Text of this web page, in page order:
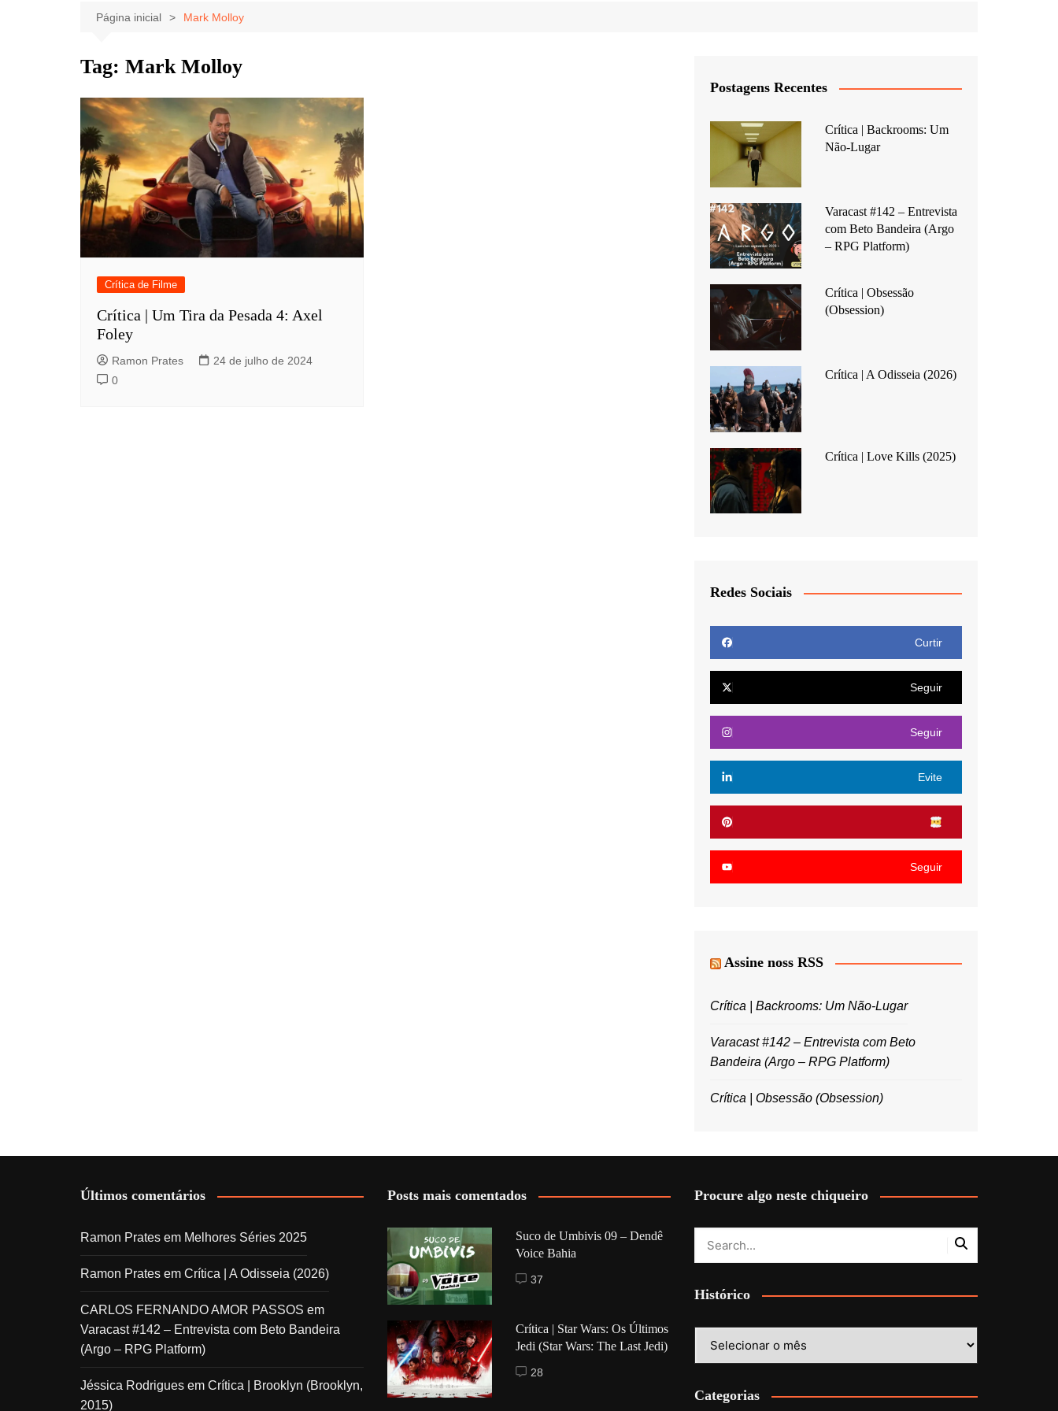
Celebridades
Música
Notícias
Clássicos
Página inicial Mark Molloy
Tag: Mark Molloy
Crítica de Filme
Crítica | Um Tira da Pesada 4: Axel
Foley
Ramon Prates
24 de julho de 2024
0
Postagens Recentes
Crítica | Backrooms: Um
Não-Lugar
Varacast #142 – Entrevista
com Beto Bandeira (Argo
– RPG Platform)
Crítica | Obsessão
(Obsession)
Crítica | A Odisseia (2026)
Crítica | Love Kills (2025)
Redes Sociais
Curtir
Seguir
Seguir
Evite
Seguir
Assine noss RSS
Crítica | Backrooms: Um Não-Lugar
Varacast #142 – Entrevista com Beto
Bandeira (Argo – RPG Platform)
Crítica | Obsessão (Obsession)
Últimos comentários
Ramon Prates em Melhores Séries 2025
Ramon Prates em Crítica | A Odisseia (2026)
CARLOS FERNANDO AMOR PASSOS em
Varacast #142 – Entrevista com Beto Bandeira
(Argo – RPG Platform)
Jéssica Rodrigues em Crítica | Brooklyn (Brooklyn,
2015)
Posts mais comentados
Suco de Umbivis 09 – Dendê
Voice Bahia
37
Crítica | Star Wars: Os Últimos
Jedi (Star Wars: The Last Jedi)
28
Procure algo neste chiqueiro
Histórico
Categorias